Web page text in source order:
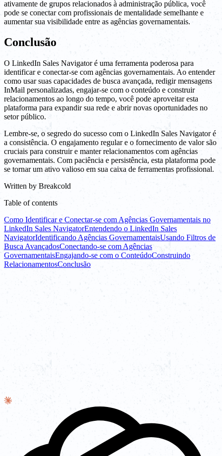
ativamente de grupos relacionados à administração pública, você
pode se conectar com profissionais de mentalidade semelhante e
aumentar sua visibilidade entre as agências governamentais.
Conclusão
O LinkedIn Sales Navigator é uma ferramenta poderosa para
identificar e conectar-se com agências governamentais. Ao entender
como usar suas capacidades de busca avançada, redigir mensagens
InMail personalizadas, engajar-se com o conteúdo e construir
relacionamentos ao longo do tempo, você pode aproveitar esta
plataforma para expandir sua rede e abrir novas oportunidades no
setor público.
Lembre-se, o segredo do sucesso com o LinkedIn Sales Navigator é
a consistência. O engajamento regular e o fornecimento de valor são
cruciais para construir e manter relacionamentos com agências
governamentais. Com paciência e persistência, esta plataforma pode
se tornar um ativo valioso em sua caixa de ferramentas profissional.
Written by Breakcold
Table of contents
Como Identificar e Conectar-se com Agências Governamentais no
LinkedIn Sales NavigatorEntendendo o LinkedIn Sales
NavigatorIdentificando Agências GovernamentaisUsando Filtros de
Busca AvançadosConectando-se com Agências
GovernamentaisEngajando-se com o ConteúdoConstruindo
RelacionamentosConclusão